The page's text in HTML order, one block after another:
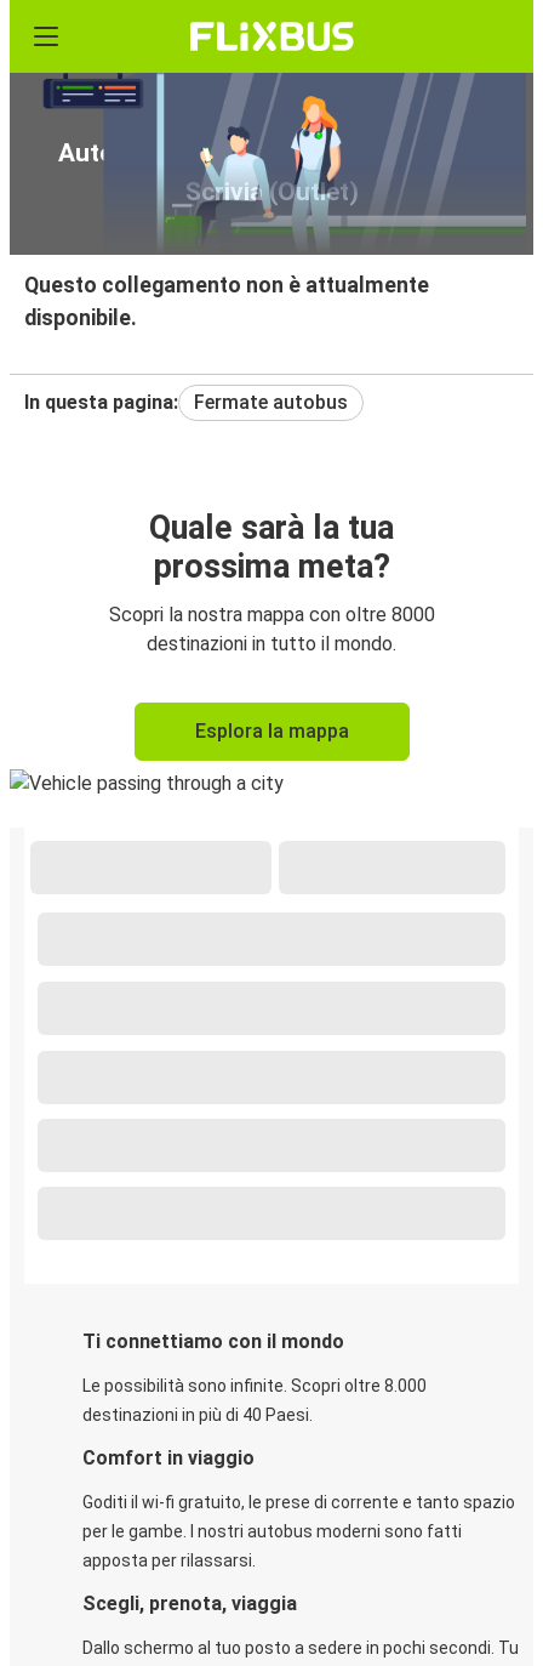
Autobus da Campobasso a Serravalle
Scrivia (Outlet)
Questo collegamento non è attualmente
disponibile.
In questa pagina: Fermate autobus
Quale sarà la tua
prossima meta?
Scopri la nostra mappa con oltre 8000
destinazioni in tutto il mondo.
Esplora la mappa
Ti connettiamo con il mondo
Le possibilità sono infinite. Scopri oltre 8.000
destinazioni in più di 40 Paesi.
Comfort in viaggio
Goditi il wi-fi gratuito, le prese di corrente e tanto spazio
per le gambe. I nostri autobus moderni sono fatti
apposta per rilassarsi.
Scegli, prenota, viaggia
Dallo schermo al tuo posto a sedere in pochi secondi. Tu